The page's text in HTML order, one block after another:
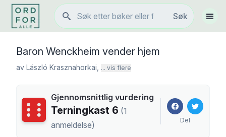
Søk
Søk
Vis
Baron Wenckheim vender hjem
av László Krasznahorkai ... vis flere
Terningkast
Gjennomsnittlig vurdering
Terningkast 6 (1
anmeldelse) Del